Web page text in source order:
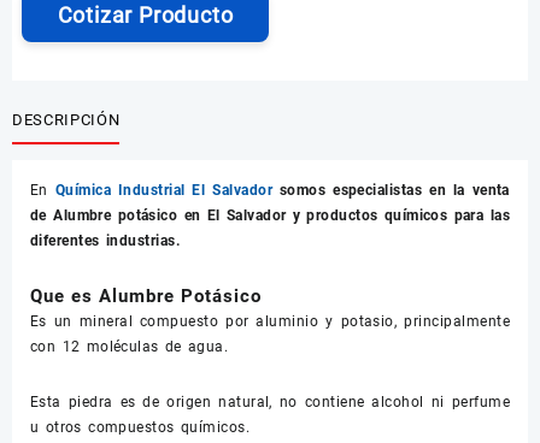
Cotizar Producto
DESCRIPCIÓN
En Química Industrial El Salvadorsomos especialistas en la venta
deAlumbre potásico en El Salvador y productos químicos para las
diferentes industrias.
Que es Alumbre Potásico
Es un mineral compuesto por aluminio y potasio, principalmente
con 12 moléculas de agua.
Esta piedra es de origen natural, no contiene alcohol ni perfume
u otros compuestos químicos.